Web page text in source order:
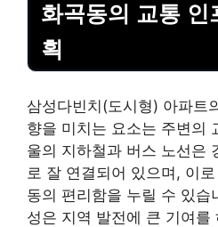
화곡동의 교통 인
획
삼성다빈치(도시형) 아파트
향을 미치는 요소는 주변의
울의 지하철과 버스 노선은
로 잘 연결되어 있으며, 이
동의 편리함을 누릴 수 있습
성은 지역 발전에 큰 기여를